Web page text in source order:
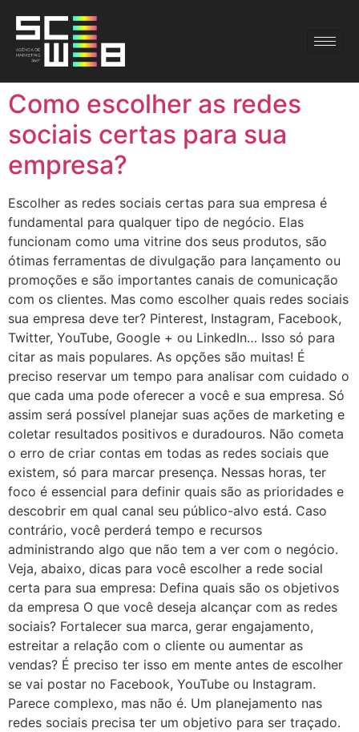
Como escolher as redes
sociais certas para sua
empresa?
Escolher as redes sociais certas para sua empresa é
fundamental para qualquer tipo de negócio. Elas
funcionam como uma vitrine dos seus produtos, são
ótimas ferramentas de divulgação para lançamento ou
promoções e são importantes canais de comunicação
com os clientes. Mas como escolher quais redes sociais
sua empresa deve ter? Pinterest, Instagram, Facebook,
Twitter, YouTube, Google + ou LinkedIn… Isso só para
citar as mais populares. As opções são muitas! É
preciso reservar um tempo para analisar com cuidado o
que cada uma pode oferecer a você e sua empresa. Só
assim será possível planejar suas ações de marketing e
coletar resultados positivos e duradouros. Não cometa
o erro de criar contas em todas as redes sociais que
existem, só para marcar presença. Nessas horas, ter
foco é essencial para definir quais são as prioridades e
descobrir em qual canal seu público-alvo está. Caso
contrário, você perderá tempo e recursos
administrando algo que não tem a ver com o negócio.
Veja, abaixo, dicas para você escolher a rede social
certa para sua empresa: Defina quais são os objetivos
da empresa O que você deseja alcançar com as redes
sociais? Fortalecer sua marca, gerar engajamento,
estreitar a relação com o cliente ou aumentar as
vendas? É preciso ter isso em mente antes de escolher
se vai postar no Facebook, YouTube ou Instagram.
Parece complexo, mas não é. Um planejamento nas
redes sociais precisa ter um objetivo para ser traçado.